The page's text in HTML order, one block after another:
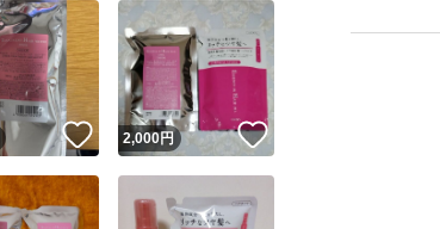
いいね！
2,000円